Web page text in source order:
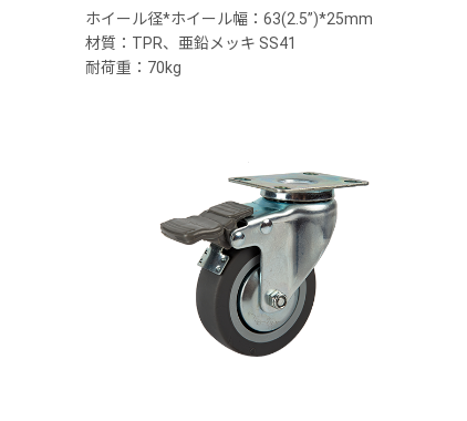
ホイール径*ホイール幅：63(2.5”)*25mm
材質：TPR、亜鉛メッキ SS41
耐荷重：70kg